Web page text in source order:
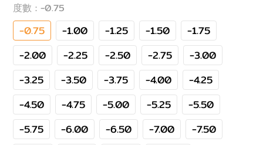
度數 : -0.75
-0.75 -1.00 -1.25 -1.50
-1.75
-2.00
-2.25 -2.50 -2.75
-3.00
-3.25
-3.50 -3.75 -4.00
-4.25
-4.50
-4.75 -5.00 -5.25
-5.50
-5.75
-6.00 -6.50 -7.00
-7.50